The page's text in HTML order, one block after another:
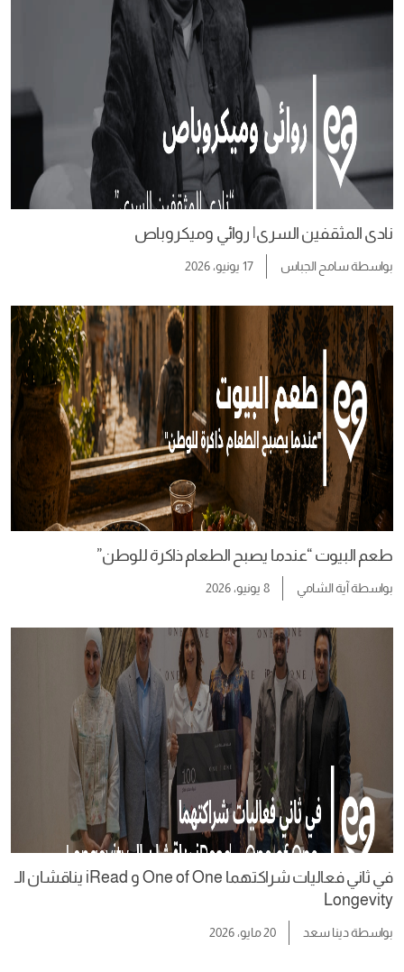
نادى المثقفين السرى| روائي وميكروباص
بواسطةسامح الجباس 17 يونيو، 2026
طعم البيوت “عندما يصبح الطعام ذاكرة للوطن”
بواسطةآية الشامي 8 يونيو، 2026
في ثاني فعاليات شراكتهما One of One و iRead يناقشان الـ
Longevity
بواسطةدينا سعد 20 مايو، 2026